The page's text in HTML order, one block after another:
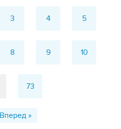
3 4 5
8 9 10
73
Вперед »